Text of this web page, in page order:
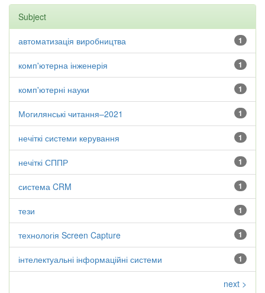
Subject
1
автоматизація виробництва
1
комп'ютерна інженерія
1
комп'ютерні науки
1
Могилянські читання–2021
1
нечіткі системи керування
1
нечіткі СППР
1
система CRM
1
тези
1
технологія Screen Capture
1
інтелектуальні інформаційні системи
next >